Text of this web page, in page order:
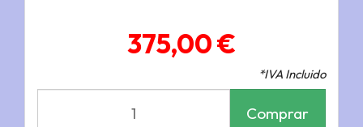
375,00 €
*IVA Incluido
Comprar